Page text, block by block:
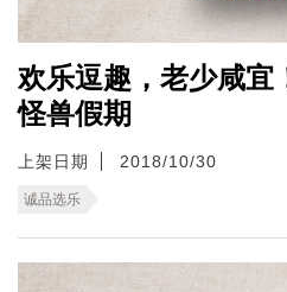
欢乐逗趣，老少咸宜
怪兽假期
上架日期 2018/10/30
诚品选乐